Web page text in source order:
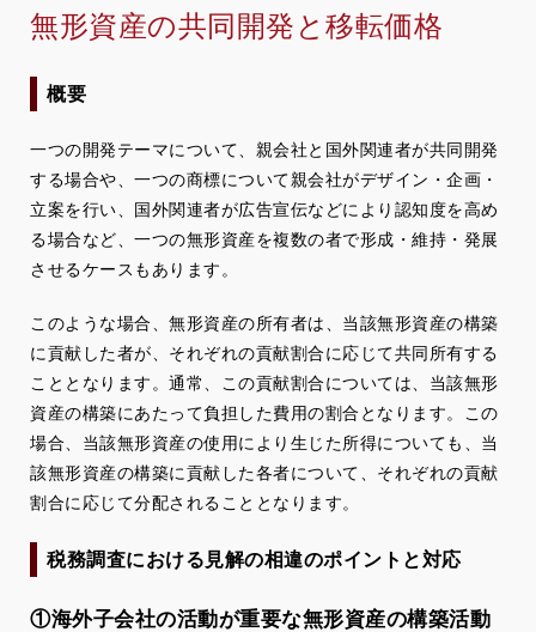
無形資産の共同開発と移転価格
概要
一つの開発テーマについて、親会社と国外関連者が共同開発
する場合や、一つの商標について親会社がデザイン・企画・
立案を行い、国外関連者が広告宣伝などにより認知度を高め
る場合など、一つの無形資産を複数の者で形成・維持・発展
させるケースもあります。
このような場合、無形資産の所有者は、当該無形資産の構築
に貢献した者が、それぞれの貢献割合に応じて共同所有する
こととなります。通常、この貢献割合については、当該無形
資産の構築にあたって負担した費用の割合となります。この
場合、当該無形資産の使用により生じた所得についても、当
該無形資産の構築に貢献した各者について、それぞれの貢献
割合に応じて分配されることとなります。
税務調査における見解の相違のポイントと対応
①海外子会社の活動が重要な無形資産の構築活動